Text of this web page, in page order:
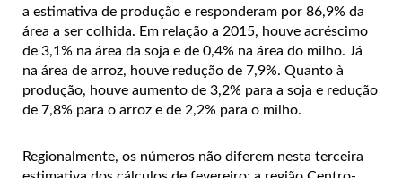
a estimativa de produção e responderam por 86,9% da
área a ser colhida. Em relação a 2015, houve acréscimo
de 3,1% na área da soja e de 0,4% na área do milho. Já
na área de arroz, houve redução de 7,9%. Quanto à
produção, houve aumento de 3,2% para a soja e redução
de 7,8% para o arroz e de 2,2% para o milho.
Regionalmente, os números não diferem nesta terceira